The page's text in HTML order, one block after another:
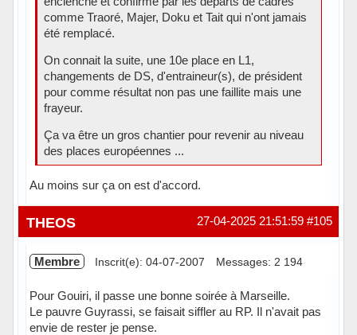
comme Traoré, Majer, Doku et Tait qui n'ont jamais
été remplacé.
On connait la suite, une 10e place en L1,
changements de DS, d'entraineur(s), de président
pour comme résultat non pas une faillite mais une
frayeur.
Ça va être un gros chantier pour revenir au niveau
des places européennes ...
Au moins sur ça on est d'accord.
Hors ligne #105
27-04-2025 21:51:59
THEOS
Membre Inscrit(e): 04-07-2007 Messages: 2 194
Pour Gouiri, il passe une bonne soirée à Marseille.
Le pauvre Guyrassi, se faisait siffler au RP. Il n'avait pas
envie de rester je pense.